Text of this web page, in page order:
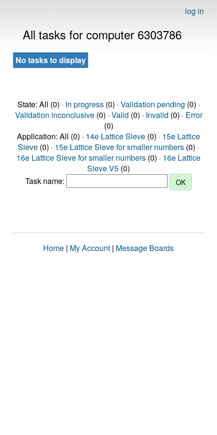
log in
All tasks for computer 6303786
No tasks to display
State: All (0) · In progress(0) · Validation pending (0) ·
Validation inconclusive(0) · Valid (0) · Invalid (0) · Error
(0)
Application: All (0) · 14e Lattice Sieve (0) · 15e Lattice
Sieve (0) · 15e Lattice Sieve for smaller numbers (0) ·
16e Lattice Sieve for smaller numbers (0) · 16e Lattice
Sieve V5 (0)
Task name:
Home | My Account | Message Boards